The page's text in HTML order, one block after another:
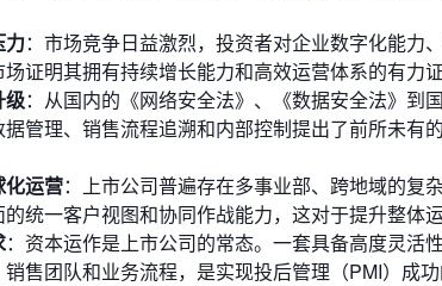
力：市场竞争日益激烈，投资者对企业数字化能力
证明其拥有持续增长能力和高效运营体系的有力证
级：从国内的《网络安全法》、《数据安全法》到
管理、销售流程追溯和内部控制提出了前所未有
化运营：上市公司普遍存在多事业部、跨地域的复
统一客户视图和协同作战能力，这对于提升整体
：资本运作是上市公司的常态。一套具备高度灵活
售团队和业务流程，是实现投后管理（PMI）成功